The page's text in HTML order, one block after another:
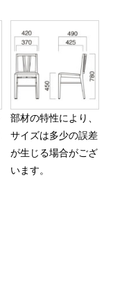
部材の特性により、
サイズは多少の誤差
が生じる場合がござ
います。